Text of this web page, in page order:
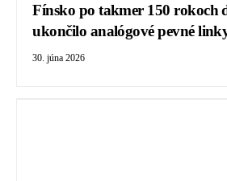
Fínsko po takmer 150 rokoch
ukončilo analógové pevné
30. júna 2026